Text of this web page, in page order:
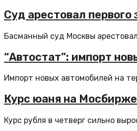
Суд арестовал
Басманный суд Москвы
“Автостат”: импорт
Импорт новых автомобилей на
Курс юаня на
Курс рубля в четверг сильно